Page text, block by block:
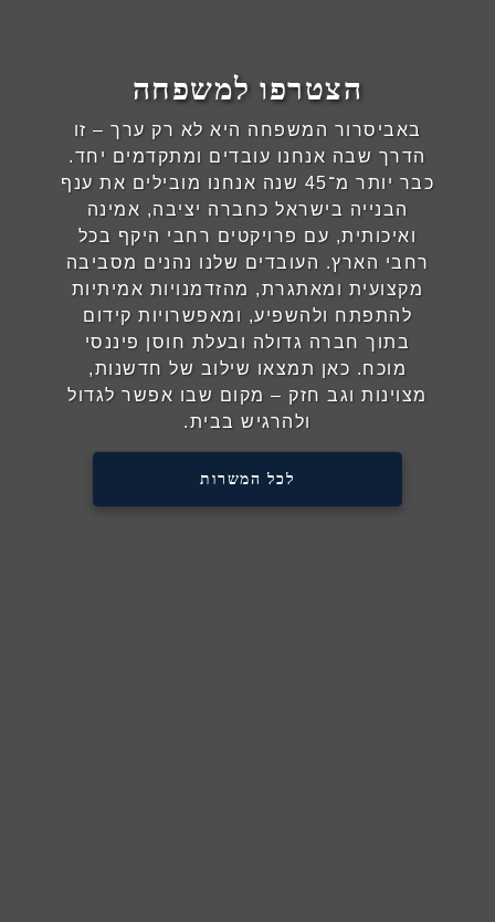
הצטרפו למשפחה
באביסרור המשפחה היא לא רק ערך – זו
הדרך שבה אנחנו עובדים ומתקדמים יחד.
כבר יותר מ־45 שנה אנחנו מובילים את ענף
הבנייה בישראל כחברה יציבה, אמינה
ואיכותית, עם פרויקטים רחבי היקף בכל
רחבי הארץ. העובדים שלנו נהנים מסביבה
מקצועית ומאתגרת, מהזדמנויות אמיתיות
להתפתח ולהשפיע, ומאפשרויות קידום
בתוך חברה גדולה ובעלת חוסן פיננסי
מוכח. כאן תמצאו שילוב של חדשנות,
מצוינות וגב חזק – מקום שבו אפשר לגדול
ולהרגיש בבית.
לכל המשרות